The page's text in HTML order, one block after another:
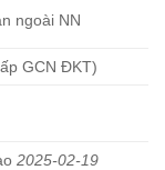
ngoài NN
GCN ĐKT)
2025-02-19